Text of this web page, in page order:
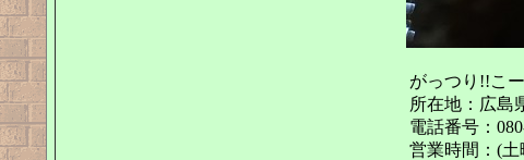
がっつり!!こ
所在地：広島
電話番号：
営業時間：(土